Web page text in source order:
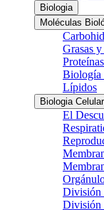
Biologia
Moléculas
Grasas
Biología
Lípidos
Biologia Celular
El
División
División